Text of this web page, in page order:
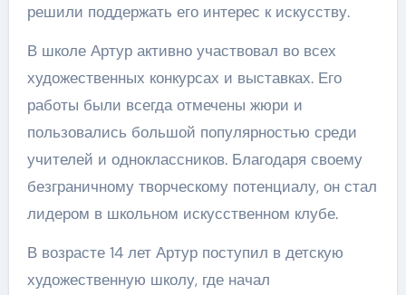
решили поддержать его интерес к искусству.
В школе Артур активно участвовал во всех
художественных конкурсах и выставках. Его
работы были всегда отмечены жюри и
пользовались большой популярностью среди
учителей и одноклассников. Благодаря своему
безграничному творческому потенциалу, он стал
лидером в школьном искусственном клубе.
В возрасте 14 лет Артур поступил в детскую
художественную школу, где начал